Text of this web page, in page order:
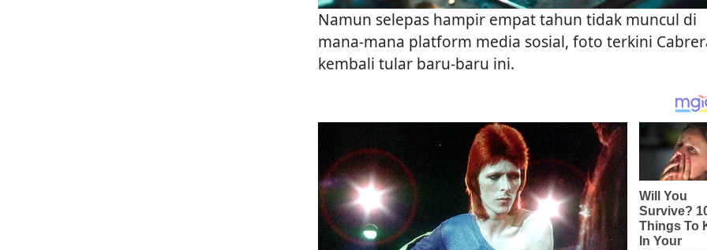
Namun selepas hampir empat tahun tidak muncul di
mana-mana platform media sosial, foto terkini
kembali tular baru-baru ini.